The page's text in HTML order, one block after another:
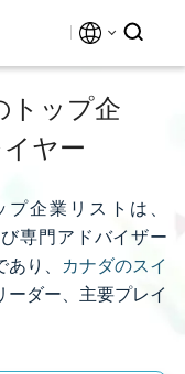
トップ企
ヤー
企業リストは、
専門アドバイザー
り、
カナダのスイ
ーダー、主要プレイ